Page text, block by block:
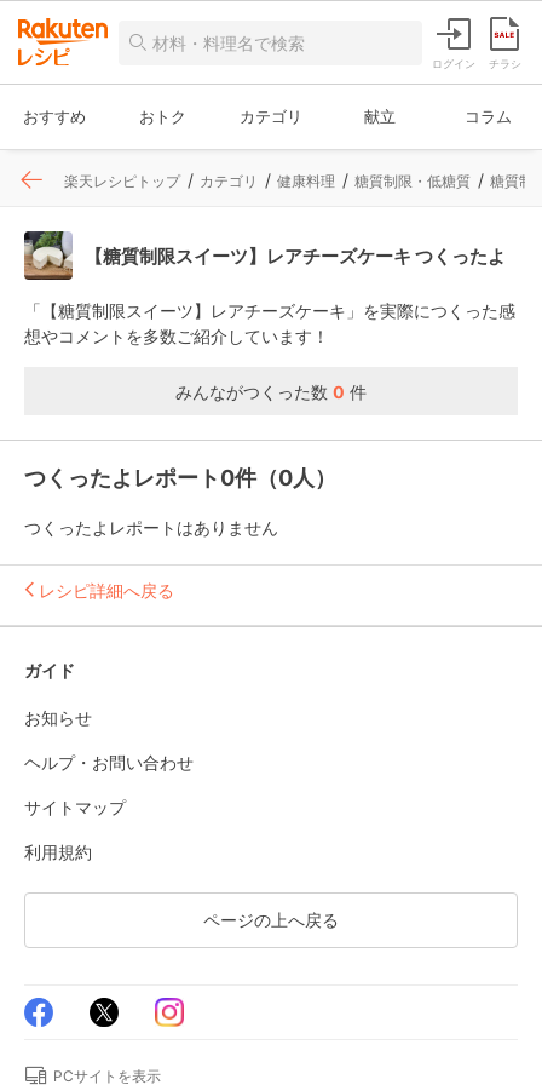
ログイン チラシ
おすすめ おトク カテゴリ 献立 コラム
楽天レシピトップ カテゴリ 健康料理 糖質制限・低糖質 糖質制
【糖質制限スイーツ】レアチーズケーキ つくったよ
「【糖質制限スイーツ】レアチーズケーキ」を実際につくった感
想やコメントを多数ご紹介しています！
みんながつくった数 0 件
つくったよレポート0件（0人）
つくったよレポートはありません
レシピ詳細へ戻る
ガイド
お知らせ
ヘルプ・お問い合わせ
サイトマップ
利用規約
ページの上へ戻る
PCサイトを表示